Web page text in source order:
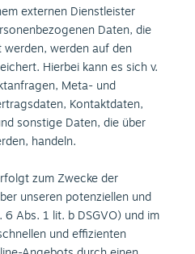
externen Dienstleister
Daten, die
werden, werden auf den
Hierbei kann es sich v.
Meta- und
Kontaktdaten,
sonstige Daten, die über
handeln.
zum Zwecke der
unseren potenziellen und
6 Abs. 1 lit. b DSGVO) und im
und effizienten